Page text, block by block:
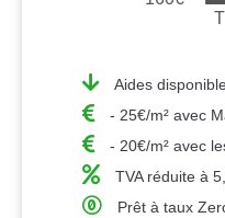
Aides
- 25€/m² avec
- 20€/m² avec
TVA réduite à
Prêt à taux